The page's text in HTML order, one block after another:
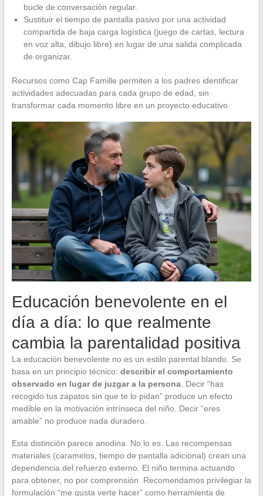
bucle de conversación regular.
Sustituir el tiempo de pantalla pasivo por una actividad
compartida de baja carga logística (juego de cartas, lectura
en voz alta, dibujo libre) en lugar de una salida complicada
de organizar.
Recursos como Cap Famille permiten a los padres identificar
actividades adecuadas para cada grupo de edad, sin
transformar cada momento libre en un proyecto educativo.
Educación benevolente en el
día a día: lo que realmente
cambia la parentalidad positiva
La educación benevolente no es un estilo parental blando. Se
basa en un principio técnico: describir el comportamiento
observado en lugar de juzgar a la persona. Decir “has
recogido tus zapatos sin que te lo pidan” produce un efecto
medible en la motivación intrínseca del niño. Decir “eres
amable” no produce nada duradero.
Esta distinción parece anodina. No lo es. Las recompensas
materiales (caramelos, tiempo de pantalla adicional) crean una
dependencia del refuerzo externo. El niño termina actuando
para obtener, no por comprensión. Recomendamos privilegiar la
formulación “me gusta verte hacer” como herramienta de